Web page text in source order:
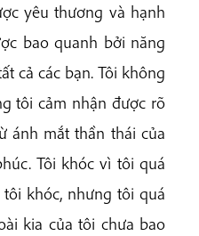
yêu thương và hạnh
bao quanh bởi năng
cả các bạn. Tôi không
tôi cảm nhận được rõ
ánh mắt thần thái của
Tôi khóc vì tôi quá
khóc, nhưng tôi quá
kia của tôi chưa bao